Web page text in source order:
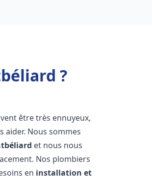
?
être très ennuyeux,
aider. Nous sommes
et nous nous
Nos plombiers
en installation et